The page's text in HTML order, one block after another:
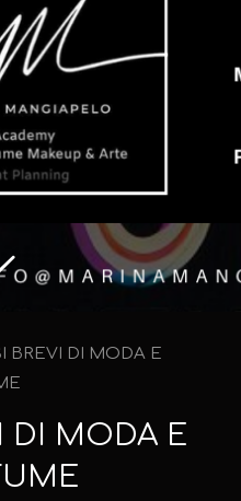
BREVI DI MODA E
DI MODA E